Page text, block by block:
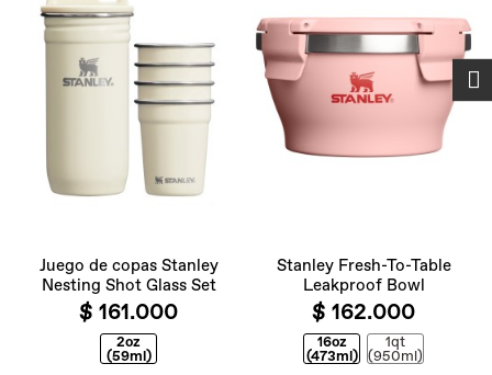
Juego de copas Stanley
Nesting Shot Glass Set
$ 161.000
2oz
(59ml)
Stanley Fresh-To-Table
Leakproof Bowl
$ 162.000
16oz
(473ml)
1qt
(950ml)